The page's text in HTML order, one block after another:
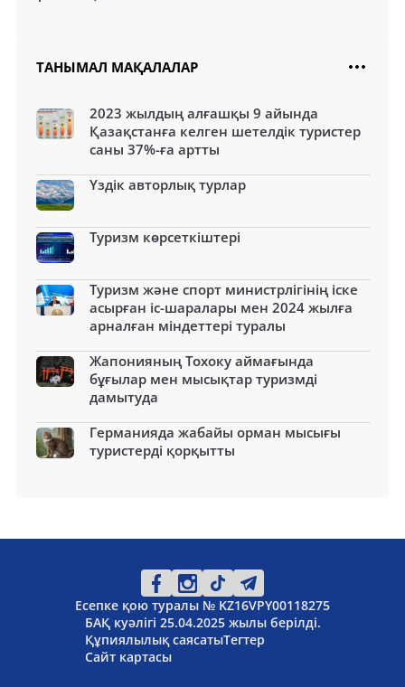
ТАНЫМАЛ МАҚАЛАЛАР
2023 жылдың алғашқы 9 айында
Қазақстанға келген шетелдік туристер
саны 37%-ға артты
Үздік авторлық турлар
Туризм көрсеткіштері
Туризм және спорт министрлігінің іске
асырған іс-шаралары мен 2024 жылға
арналған міндеттері туралы
Жапонияның Тохоку аймағында
бұғылар мен мысықтар туризмді
дамытуда
Германияда жабайы орман мысығы
туристерді қорқытты
Есепке қою туралы № KZ16VPY00118275
БАҚ куәлігі 25.04.2025 жылы берілді.
Құпиялылық саясатыТегтер
Сайт картасы